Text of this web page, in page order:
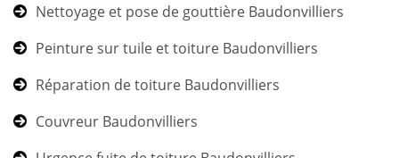
Nettoyage et pose de gouttière Baudonvilliers
Peinture sur tuile et toiture Baudonvilliers
Réparation de toiture Baudonvilliers
Couvreur Baudonvilliers